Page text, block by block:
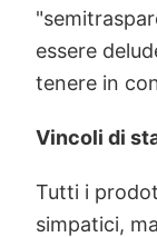
essere
tenere in
Vincoli di
Tutti i
simpatici,